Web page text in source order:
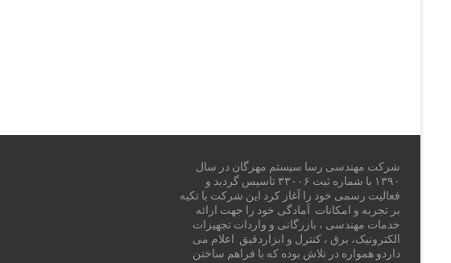
شرکت مهندسی رسا سیستم مهرگان در سال
۱۳۹۰ با شماره ثبت ۳۳۰۰۶ تاسیس گردید و
فعالیت رسمی خود را آغاز کرد این شرکت با تکیه
بر تجربه و امکانات آمادگی خود را جهت ارائه
خدمات مهندسی ، بازرگانی و واردات تجهیزات
الکترونیک، برق ، کنترل و ابزاردقیق اعلام می
داردو همواره در تلاش بوده که با فراهم ساختن